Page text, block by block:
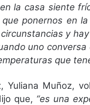
la casa siente
que ponernos en
y
uno
que
Yuliana Muñoz,
que, “es una